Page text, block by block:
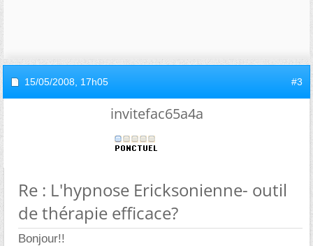
15/05/2008, 17h05 #3
invitefac65a4a
Re : L'hypnose Ericksonienne- outil
de thérapie efficace?
Bonjour!!